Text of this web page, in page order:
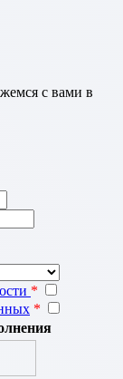
с вами в
*
*